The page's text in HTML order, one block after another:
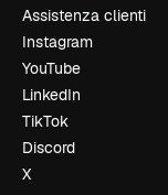
Assistenza clienti
Instagram
YouTube
LinkedIn
TikTok
Discord
X